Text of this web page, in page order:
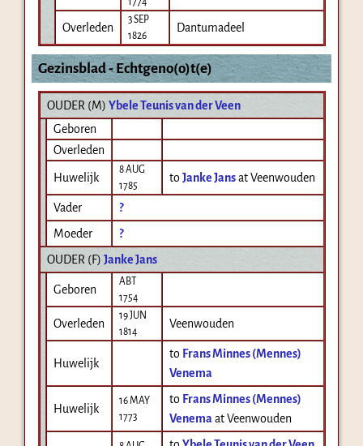
Overleden
3 SEP
1826
Dantumadeel
Gezinsblad - Echtgeno(o)t(e)
OUDER (M) Ybele Teunis van der Veen
Geboren
Overleden
Huwelijk
8 AUG
1785
toJanke Jans at Veenwouden
Vader
?
Moeder
?
OUDER (F) Janke Jans
Geboren
ABT
1754
Overleden
19 JUN
1814
Veenwouden
Huwelijk
to Frans Minnes (Mennes)
Venema
Huwelijk
16 MAY
1773
to Frans Minnes (Mennes)
Venema at Veenwouden